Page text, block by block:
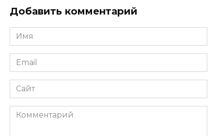
Добавить комментарий
Имя
*
Email
*
Сайт
Комментарий